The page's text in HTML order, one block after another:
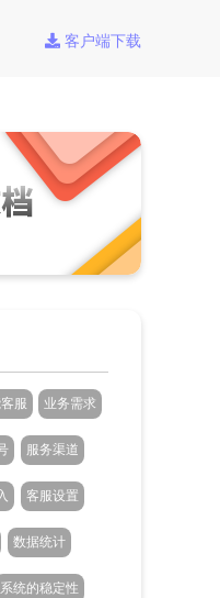
客户端下载
服 业务需求
服务渠道
客服设置
数据统计
系统的稳定性